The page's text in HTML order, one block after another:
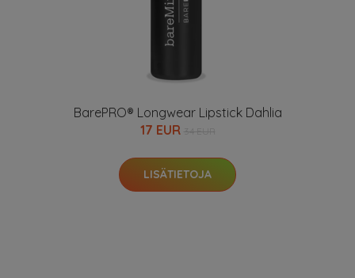
BarePRO® Longwear Lipstick Dahlia
17 EUR
LISÄTIETOJA